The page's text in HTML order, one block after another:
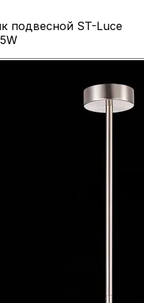
подвесной ST-Luce